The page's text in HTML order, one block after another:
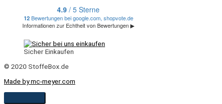
Sicher Einkaufen
© 2020 StoffeBox.de
Made by mc-meyer.com